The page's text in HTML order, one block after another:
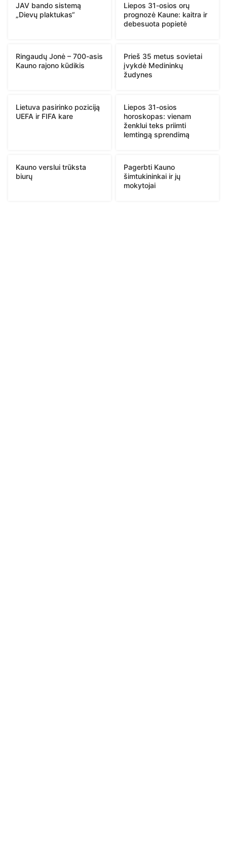
JAV bando sistemą
„Dievų plaktukas“
Liepos 31-osios orų
prognozė Kaune: kaitra ir
debesuota popietė
Ringaudų Jonė – 700-asis
Kauno rajono kūdikis
Prieš 35 metus sovietai
įvykdė Medininkų
žudynes
Lietuva pasirinko poziciją
UEFA ir FIFA kare
Liepos 31-osios
horoskopas: vienam
ženklui teks priimti
lemtingą sprendimą
Kauno verslui trūksta
biurų
Pagerbti Kauno
šimtukininkai ir jų
mokytojai